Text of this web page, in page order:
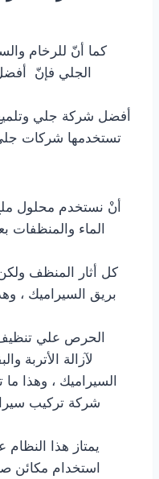
كما أنّ للرخام
الجلي فإنّ
أفضل شركة جلي
تستخدمها شركات
أنْ نستخدم محلول
الماء والمنظفات
كل أثار المنظف
بريق السيراميك ،
لآزالة الأتربة
السيراميك ، وهذا
شركة تركيب
يمتاز هذا النظام
استخدام مكائن